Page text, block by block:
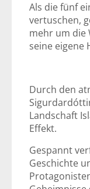
Als die fünf
vertuschen,
mehr um die
seine eigene
Durch den
Landschaft
Effekt.
Gespannt
Geschichte